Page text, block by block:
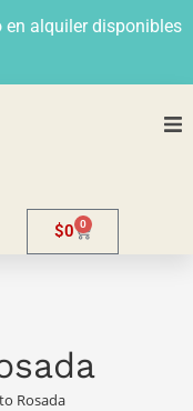
alquiler disponibles
$0 0
Rosada